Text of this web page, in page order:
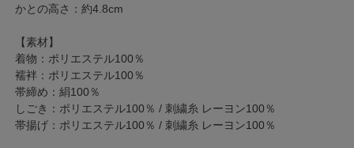
かとの高さ：約4.8cm
【素材】
着物：ポリエステル100％
襦袢：ポリエステル100％
帯締め：絹100％
しごき：ポリエステル100％ / 刺繍糸 レーヨン100％
帯揚げ：ポリエステル100％ / 刺繍糸 レーヨン100％